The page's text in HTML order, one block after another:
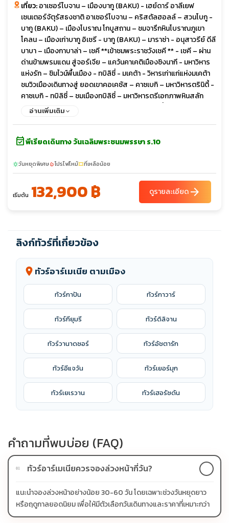
เที่ยว:อาเซอร์ไบจาน – เมืองบากู (BAKU) - เฮย์ดาร์ อาลีเยฟ
เซนเตอร์จัตุรัสธงชาติ อาเซอร์ไบจาน – คริสตัลฮอลล์ – สวนโบกู -
บากู (BAKU) – เมืองโบราณ โกบูสถาน – ชมจารึกหินโบราณภูเขา
โคลน – เมืองเก่าบากู อิเชรี - บากู (BAKU) – มาราซ่า - อนุสาวรีย์ ดีลี
บาบา – เมืองกาบาล่า – เชคี **เข้าชมพระราชวังเชคี ** - เชคี – ผ่าน
ด่านข้ามพรมแดน สู่จอร์เจีย – แคว้นคาเคติเมืองซิงนากี - มหาวิหาร
แห่งรัก – ชิมไวน์พื้นเมือง - ทบิลิซี่ - มเคต้า - วิหารเก่าแก่แห่งมเคต้า
ชมวิวเมืองเดินทางสู่ ยอดเขาคอเคซัส – คาซเบกิ – มหาวิหารตรินิตี้ -
คาซเบกิ - ทบิลิซี่ – ชมเมืองทบิลิซี่ – มหาวิหารตรีเอกภาพหินสลัก
จอร์เจียน - สะพานสันติภาพ – ชมวิวเมือง - ทบิลิซี่ – เมืองโบราณ
รามฮักพัท – เมืองดิลิจัน (The Little Switzerland) - ดิลิจัน – แคว้น
(SEVANAVANK) - เมืองน้ำแร่เจอร์มุก - คันซอเรฟท์ - กระเช้าไฟฟ้า
ทาเทฟ (ยาวที่สุดในโลก)มหาวิหารทาเทฟกลางหุบเขา – โนราแวงค์ -
เยเรวาน - เมืองเอชมีอัดซิน – มหาวิหารซวาร์ตโนทส์ชมเมืองเยเรวาน
- เดอะคาสเคส - น้ำพุเต้นระบำ
อ่านเพิ่มเติม
event_availableพีเรียดเดินทาง วันเฉลิมพระชนมพรรษา ร.10
sunnyวันหยุดพิเศษlocal_fire_departmentโปรไฟไหม้confirmation_numberที่เหลือน้อย
เริ่มต้น 132,900 ฿ ดูรายละเอียดarrow_forward
ลิงก์ทัวร์ที่เกี่ยวข้อง
location_on ทัวร์อาร์เมเนีย ตามเมือง
ทัวร์กาปัน ทัวร์กาวาร์
ทัวร์กียุมรี ทัวร์ดิลิจาน
ทัวร์วานาดซอร์ ทัวร์อัชตารัก
ทัวร์อีแจวัน ทัวร์เยอร์มุก
ทัวร์เยเรวาน ทัวร์เฮอรัซดัน
คำถามที่พบบ่อย (FAQ)
01 ทัวร์อาร์เมเนียควรจองล่วงหน้ากี่วัน?
แนะนำจองล่วงหน้าอย่างน้อย 30-60 วัน โดยเฉพาะช่วงวันหยุดยาว
หรือฤดูกาลยอดนิยม เพื่อให้มีตัวเลือกวันเดินทางและราคาที่เหมาะกว่า